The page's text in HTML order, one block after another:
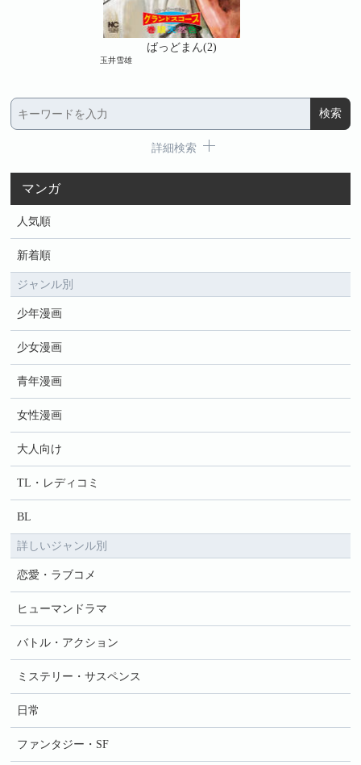
ばっどまん(2)
玉井雪雄
詳細検索
マンガ
人気順
新着順
ジャンル別
少年漫画
少女漫画
青年漫画
女性漫画
大人向け
TL・レディコミ
BL
詳しいジャンル別
恋愛・ラブコメ
ヒューマンドラマ
バトル・アクション
ミステリー・サスペンス
日常
ファンタジー・SF